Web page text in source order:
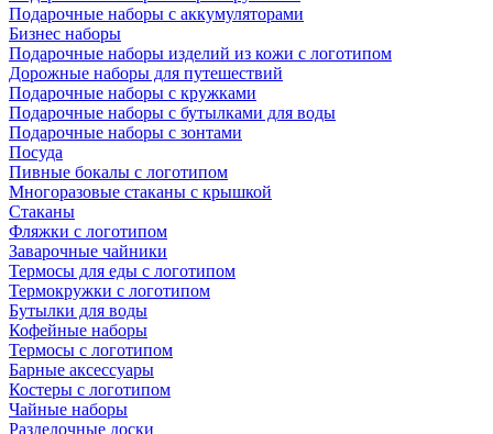
Подарочные наборы с аккумуляторами
Бизнес наборы
Подарочные наборы изделий из кожи с логотипом
Дорожные наборы для путешествий
Подарочные наборы с кружками
Подарочные наборы с бутылками для воды
Подарочные наборы с зонтами
Посуда
Пивные бокалы с логотипом
Многоразовые стаканы с крышкой
Стаканы
Фляжки с логотипом
Заварочные чайники
Термосы для еды с логотипом
Термокружки с логотипом
Бутылки для воды
Кофейные наборы
Термосы с логотипом
Барные аксессуары
Костеры с логотипом
Чайные наборы
Разделочные доски